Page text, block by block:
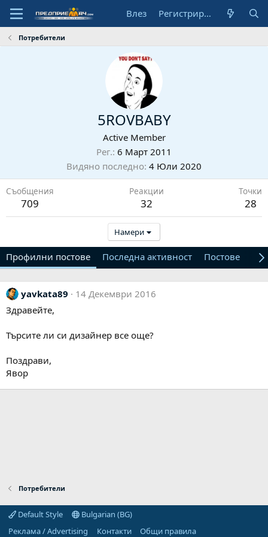
Влез Регистрирай се
Потребители
5ROVBABY
Active Member
Рег. 6 Март 2011
Видяно последно 4 Юли 2020
Съобщения
709
Реакции
32
Точки
28
Намери
Профилни постове Последна активност Постове
yavkata89
14 Декември 2016
Здравейте,
Търсите ли си дизайнер все още?
Поздрави,
Явор
Потребители
Default Style
Bulgarian (BG)
Реклама / Advertising
Контакти
Общи правила